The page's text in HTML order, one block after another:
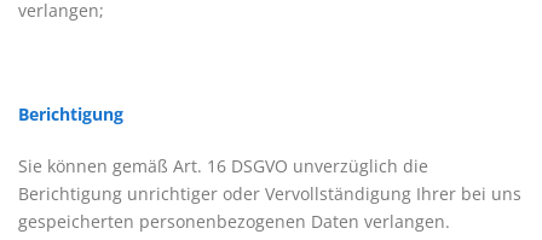
verlangen;
Berichtigung
Sie können gemäß Art. 16 DSGVO unverzüglich die
Berichtigung unrichtiger oder Vervollständigung Ihrer bei uns
gespeicherten personenbezogenen Daten verlangen.